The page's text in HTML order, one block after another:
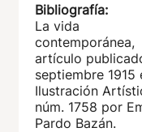
Bibliografía:
La vida
contemporánea,
artículo
septiembre 1915
Ilustración
núm. 1758 por
Pardo Bazán.